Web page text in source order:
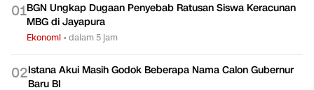
01BGN Ungkap Dugaan Penyebab Ratusan Siswa Keracunan
MBG di Jayapura
Ekonomi •dalam 5 jam
02Istana Akui Masih Godok Beberapa Nama Calon Gubernur
Baru BI